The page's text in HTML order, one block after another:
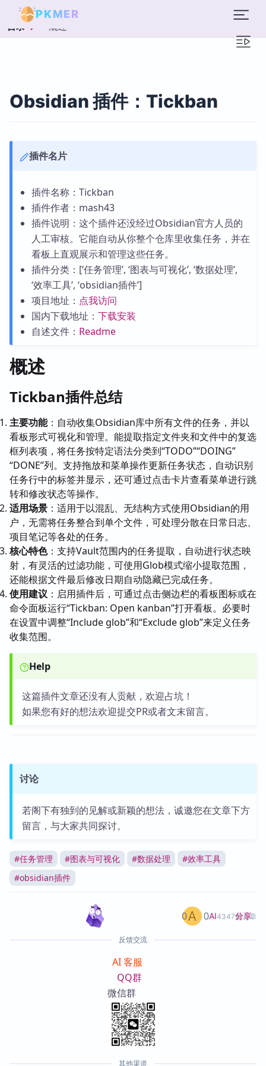
PKMER
目录 概述
Obsidian 插件：Tickban
插件名片
插件名称：Tickban
插件作者：mash43
插件说明：这个插件还没经过Obsidian官方人员的
人工审核。它能自动从你整个仓库里收集任务，并在
看板上直观展示和管理这些任务。
插件分类：[‘任务管理’, ‘图表与可视化’, ‘数据处理’,
‘效率工具’, ‘obsidian插件’]
项目地址： 点我访问
国内下载地址： 下载安装
自述文件： Readme
概述
Tickban插件总结
主要功能：自动收集Obsidian库中所有文件的任务，并以
看板形式可视化和管理。能提取指定文件夹和文件中的复选
框列表项，将任务按特定语法分类到“TODO”“DOING”
“DONE”列。支持拖放和菜单操作更新任务状态，自动识别
任务行中的标签并显示，还可通过点击卡片查看菜单进行跳
转和修改状态等操作。
适用场景 ：适用于以混乱、无结构方式使用Obsidian的用
户，无需将任务整合到单个文件，可处理分散在日常日志、
项目笔记等各处的任务。
核心特色：支持Vault范围内的任务提取，自动进行状态映
射，有灵活的过滤功能，可使用Glob模式缩小提取范围，
还能根据文件最后修改日期自动隐藏已完成任务。
使用建议 ：启用插件后，可通过点击侧边栏的看板图标或在
命令面板运行“Tickban: Open kanban”打开看板。必要时
在设置中调整“Include glob”和“Exclude glob”来定义任务
收集范围。
Help
这篇插件文章还没有人贡献，欢迎占坑！
如果您有好的想法欢迎提交PR或者文末留言。
讨论
若阁下有独到的见解或新颖的想法，诚邀您在文章下方
留言，与大家共同探讨。
#任务管理 #图表与可视化 #数据处理 #效率工具
#obsidian插件
AI4347篇文章
0 0 分享
反馈交流
AI 客服
QQ群
微信群
其他渠道